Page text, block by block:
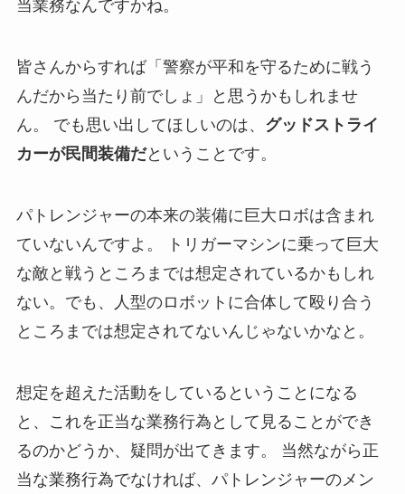
当業務なんですかね。
皆さんからすれば「警察が平和を守るために戦う
んだから当たり前でしょ」と思うかもしれませ
ん。 でも思い出してほしいのは、 グッドストライ
カーが民間装備だということです。
パトレンジャーの本来の装備に巨大ロボは含まれ
ていないんですよ。 トリガーマシンに乗って巨大
な敵と戦うところまでは想定されているかもしれ
ない。でも、人型のロボットに合体して殴り合う
ところまでは想定されてないんじゃないかなと。
想定を超えた活動をしているということになる
と、これを正当な業務行為として見ることができ
るのかどうか、疑問が出てきます。 当然ながら正
当な業務行為でなければ、パトレンジャーのメン